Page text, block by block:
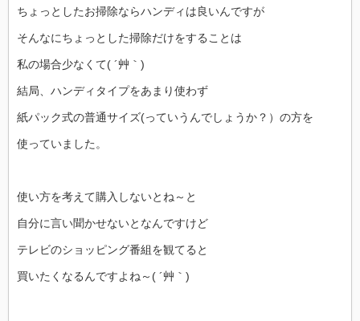
ちょっとしたお掃除ならハンディは良いんですが
そんなにちょっとした掃除だけをすることは
私の場合少なくて( ´艸｀)
結局、ハンディタイプをあまり使わず
紙パック式の普通サイズ(っていうんでしょうか？）の方を
使っていました。
使い方を考えて購入しないとね～と
自分に言い聞かせないとなんですけど
テレビのショッピング番組を観てると
買いたくなるんですよね～( ´艸｀)